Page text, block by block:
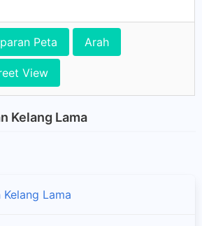
Peta Arah
View
Kelang Lama
Lama